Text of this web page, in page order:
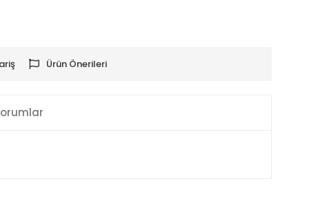
Ürün Önerileri